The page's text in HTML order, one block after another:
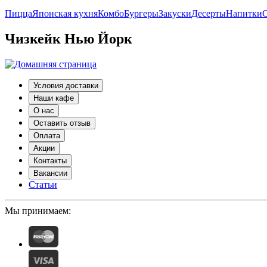
ПиццаЯпонская кухняКомбоБургерыЗакускиДесертыНапитки
Чизкейк Нью Йорк
Условия доставки
Наши кафе
О нас
Оставить отзыв
Оплата
Акции
Контакты
Вакансии
Статьи
Мы принимаем: